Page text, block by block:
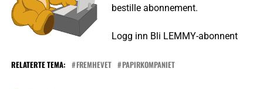
bestille abonnement.
Logg inn Bli LEMMY-abonnent
RELATERTE TEMA: FREMHEVET PAPIRKOMPANIET